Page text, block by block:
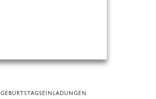
GEBURTSTAGSEINLADUNGEN